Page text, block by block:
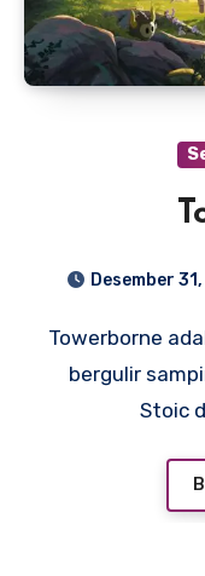
Desember
Towerborne adalah gim video role-playing aksi
bergulir
Stoic